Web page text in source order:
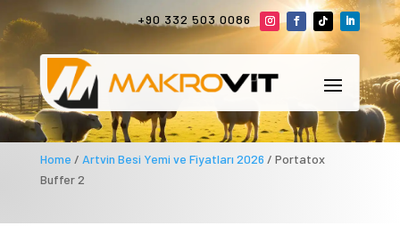
+90 332 503 0086
Home / Artvin Besi Yemi ve Fiyatları 2026 / Portatox
Buffer 2